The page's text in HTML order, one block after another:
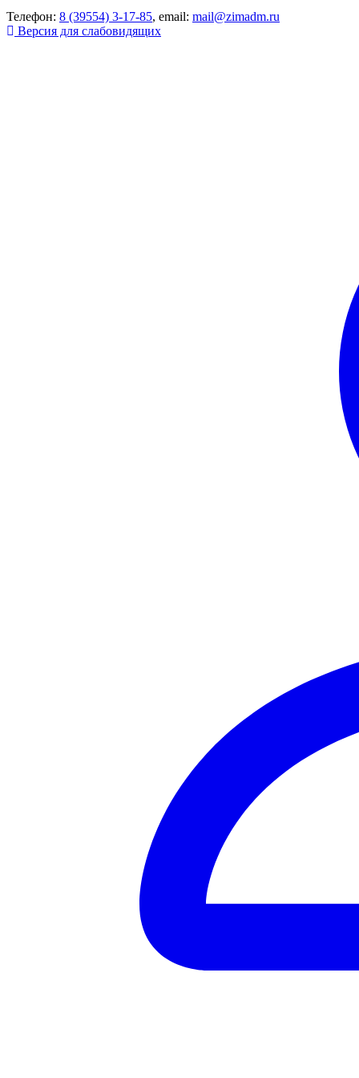
Телефон: 8 (39554) 3-17-85, email: mail@zimadm.ru
Версия для слабовидящих